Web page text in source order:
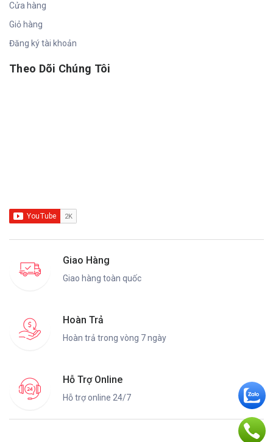
Cửa hàng
Giỏ hàng
Đăng ký tài khoản
Theo Dõi Chúng Tôi
Giao Hàng
Giao hàng toàn quốc
Hoàn Trả
Hoàn trả trong vòng 7 ngày
Hỗ Trợ Online
Hỗ trợ online 24/7